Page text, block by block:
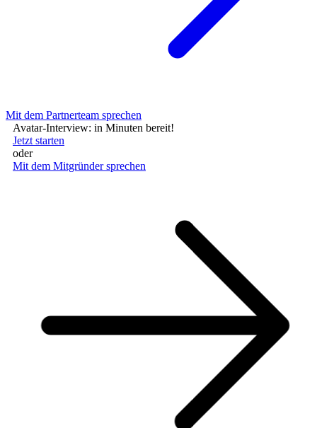
Mit dem Partnerteam sprechen
Avatar-Interview: in Minuten bereit!
Jetzt starten
oder
Mit dem Mitgründer sprechen